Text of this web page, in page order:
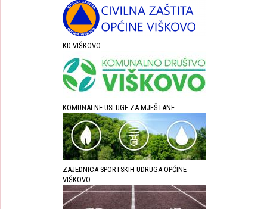
KD VIŠKOVO
KOMUNALNE USLUGE ZA MJEŠTANE
ZAJEDNICA SPORTSKIH UDRUGA OPĆINE
VIŠKOVO